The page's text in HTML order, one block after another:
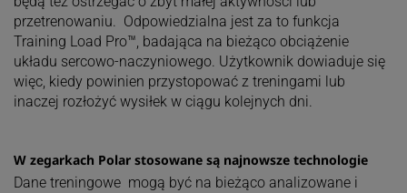
przetrenowaniu. Odpowiedzialna jest za to funkcja
Training Load Pro™, badająca na bieżąco obciążenie
układu sercowo-naczyniowego. Użytkownik dowiaduje się
więc, kiedy powinien przystopować z treningami lub
inaczej rozłożyć wysiłek w ciągu kolejnych dni.
W zegarkach Polar stosowane są najnowsze technologie
Dane treningowe mogą być na bieżąco analizowane i